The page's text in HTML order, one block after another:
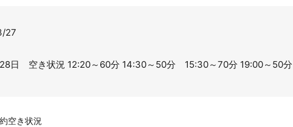
27
日 空き状況 12:20～60分 14:30～50分 15:30～70分 19:00～50分
空き状況